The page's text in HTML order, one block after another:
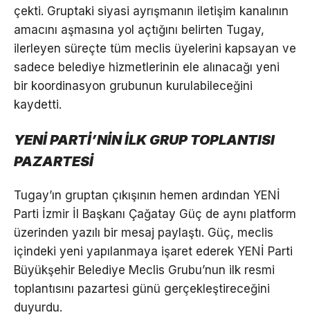
çekti. Gruptaki siyasi ayrışmanın iletişim kanalının
amacını aşmasına yol açtığını belirten Tugay,
ilerleyen süreçte tüm meclis üyelerini kapsayan ve
sadece belediye hizmetlerinin ele alınacağı yeni
bir koordinasyon grubunun kurulabileceğini
kaydetti.
YENİ PARTİ’NİN İLK GRUP TOPLANTISI
PAZARTESİ
Tugay’ın gruptan çıkışının hemen ardından YENİ
Parti İzmir İl Başkanı Çağatay Güç de aynı platform
üzerinden yazılı bir mesaj paylaştı. Güç, meclis
içindeki yeni yapılanmaya işaret ederek YENİ Parti
Büyükşehir Belediye Meclis Grubu’nun ilk resmi
toplantısını pazartesi günü gerçekleştireceğini
duyurdu.